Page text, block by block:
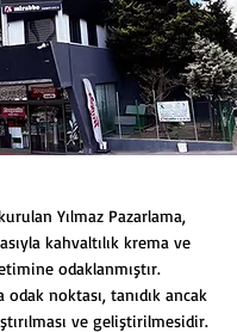
Yılmaz Pazarlama,
kahvaltılık krema ve
odaklanmıştır.
noktası, tanıdık ancak
ve geliştirilmesidir.